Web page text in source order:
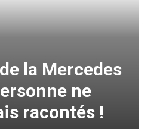
la Mercedes
ne
racontés !